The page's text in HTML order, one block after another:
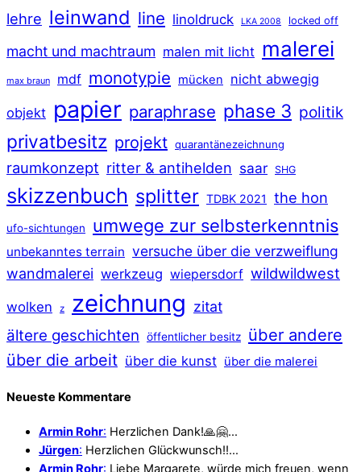
lehre leinwand line linoldruck LKA 2008 locked off
macht und machtraum malen mit licht malerei
max braun mdf monotypie mücken nicht abwegig
objekt papier paraphrase phase 3 politik
privatbesitz projekt quarantänezeichnung
raumkonzept ritter & antihelden saar SHG
skizzenbuch splitter TDBK 2021 the hon
ufo-sichtungen umwege zur selbsterkenntnis
unbekanntes terrain versuche über die verzweiflung
wandmalerei werkzeug wiepersdorf wildwildwest
wolken z zeichnung zitat
ältere geschichten öffentlicher besitz über andere
über die arbeit über die kunst über die malerei
Neueste Kommentare
Armin Rohr: Herzlichen Dank!🙏🤗…
Jürgen: Herzlichen Glückwunsch!!…
Armin Rohr: Liebe Margarete, würde mich freuen, wenn